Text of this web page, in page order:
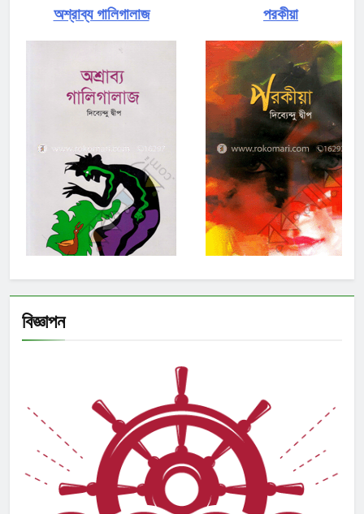
অশ্রাব্য গালিগালাজ
বিজ্ঞাপন